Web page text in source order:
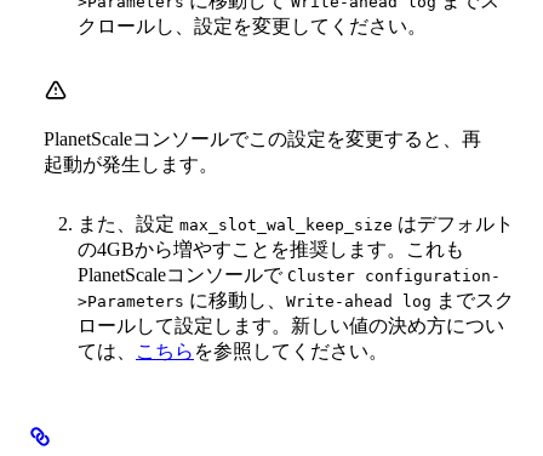
クロールし、設定を変更してください。
PlanetScaleコンソールでこの設定を変更すると、再
起動が発生します。
また、設定 max_slot_wal_keep_size はデフォルト
の4GBから増やすことを推奨します。これも
PlanetScaleコンソールで Cluster configuration-
>Parameters に移動し、 Write-ahead log までスク
ロールして設定します。新しい値の決め方につい
ては、
こちら を参照してください。